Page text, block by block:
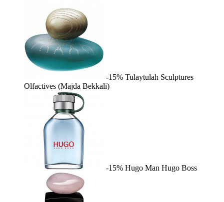
-15% Tulaytulah Sculptures
Olfactives (Majda Bekkali)
-15% Hugo Man Hugo Boss